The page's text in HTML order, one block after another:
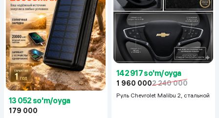
13 052 so'm/oyga
179 000
142 917 so'm/oyga
1 960 0002 240 000
Руль Chevrolet Malibu 2, cтальной